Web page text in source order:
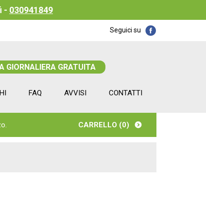
- 030941849
Seguici su
GIORNALIERA GRATUITA
FAQ AVVISI CONTATTI
CARRELLO (0)